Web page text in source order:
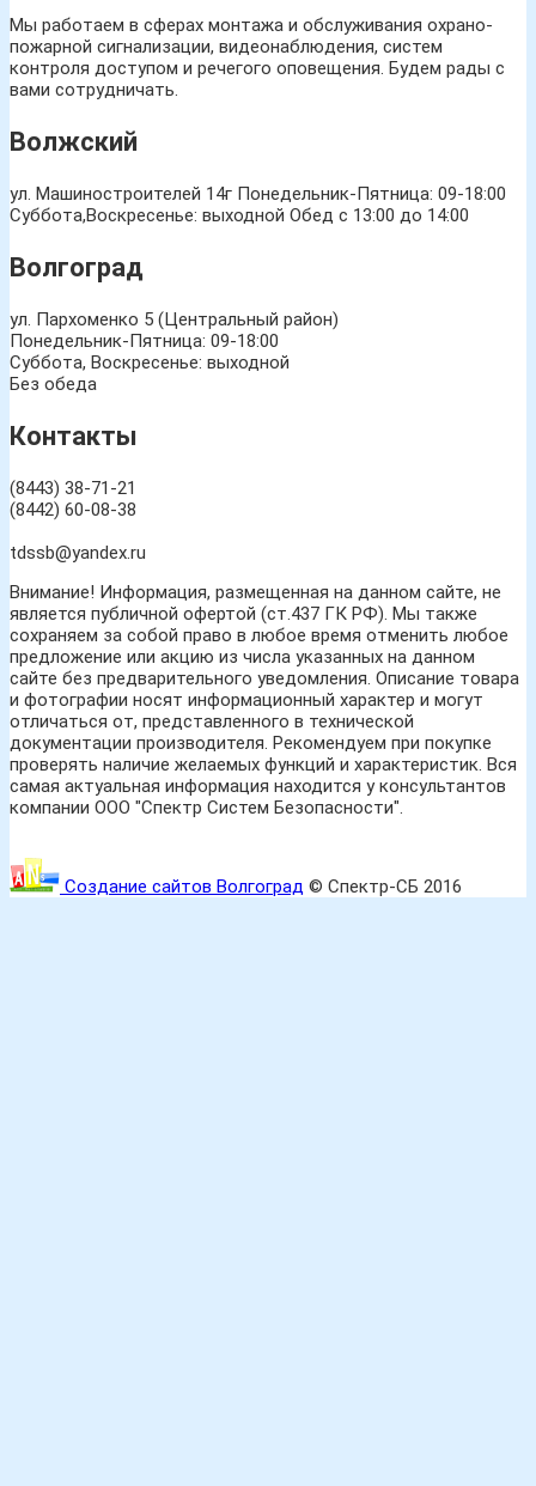
Мы работаем в сферах монтажа и обслуживания охрано-
пожарной сигнализации, видеонаблюдения, систем
контроля доступом и речегого оповещения. Будем рады с
вами сотрудничать.
Волжский
ул. Машиностроителей 14г Понедельник-Пятница: 09-18:00
Суббота,Воскресенье: выходной Обед с 13:00 до 14:00
Волгоград
ул. Пархоменко 5 (Центральный район)
Понедельник-Пятница: 09-18:00
Суббота, Воскресенье: выходной
Без обеда
Контакты
(8443) 38-71-21
(8442) 60-08-38
tdssb@yandex.ru
Внимание! Информация, размещенная на данном сайте, не
является публичной офертой (ст.437 ГК РФ). Мы также
сохраняем за собой право в любое время отменить любое
предложение или акцию из числа указанных на данном
сайте без предварительного уведомления. Описание товара
и фотографии носят информационный характер и могут
отличаться от, представленного в технической
документации производителя. Рекомендуем при покупке
проверять наличие желаемых функций и характеристик. Вся
самая актуальная информация находится у консультантов
компании ООО "Спектр Систем Безопасности".
Создание сайтов Волгоград © Спектр-СБ 2016